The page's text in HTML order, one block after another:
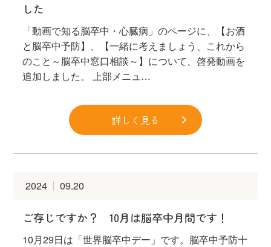
した
「動画で知る脳卒中・心臓病」のページに、【お酒
と脳卒中予防】、【一緒に考えましょう、これから
のこと～脳卒中窓口相談～】について、啓発動画を
追加しました。 上部メニュ…
詳しく見る
2024 09.20
ご存じですか？ 10月は脳卒中月間です！
10月29日は「世界脳卒中デー」です。脳卒中予防十